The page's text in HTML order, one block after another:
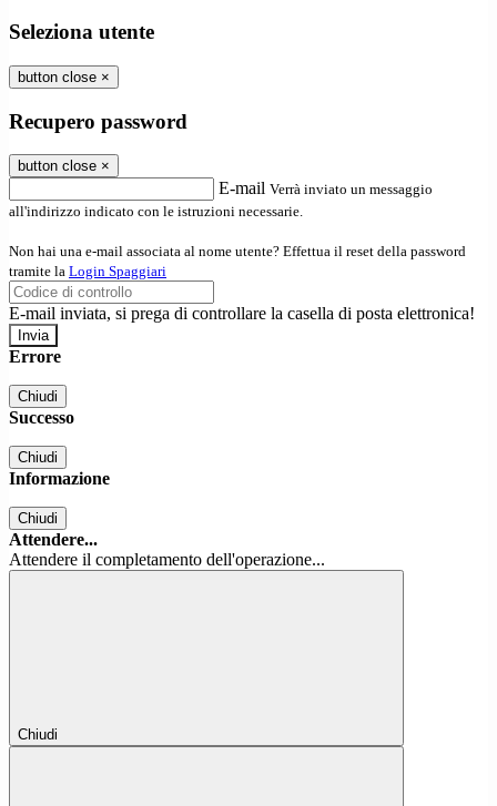
Seleziona utente
button close ×
Recupero password
button close ×
E-mail Verrà inviato un messaggio
all'indirizzo indicato con le istruzioni necessarie.
Non hai una e-mail associata al nome utente? Effettua il reset della password
tramite la Login Spaggiari
E-mail inviata, si prega di controllare la casella di posta elettronica!
Errore
Chiudi
Successo
Chiudi
Informazione
Chiudi
Attendere...
Attendere il completamento dell'operazione...
Chiudi